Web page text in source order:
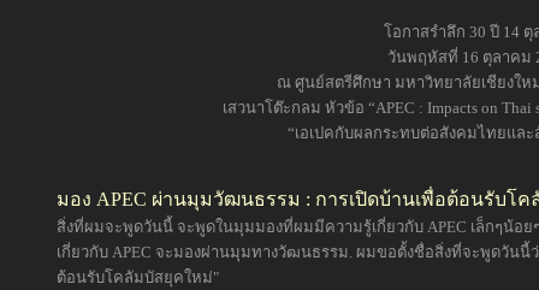
โอกาสรำลึก 30 ปี 14
วันพฤหัสที่ 16 ตุลาคม
ณ ศูนย์สตรีศึกษา มหาวิทยาลัยเชียงใหม่
เสวนาโต๊ะกลม หัวข้อ “APEC : Impacts on Thai
“เอเปคกับผลกระทบต่อสังคมไทยแล
มอง APEC ผ่านมุมวัฒนธรรม : การเปิดบ้านเพื่อต้อนรับโ
สิ่งที่ผมจะพูดวันนี้ จะพูดในมุมมองที่ผมมีความรู้เกี่ยวกับ APEC เล็กๆน้อ
เกี่ยวกับ APEC จะมองผ่านมุมทางวัฒนธรรม. ผมขอตั้งชื่อสิ่งที่จะพูดวันนี้
ต้อนรับโคลัมบัสยุคใหม่"